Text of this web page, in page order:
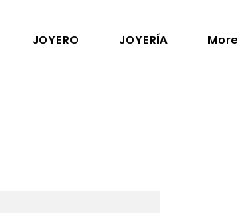
JOYERO JOYERÍA More